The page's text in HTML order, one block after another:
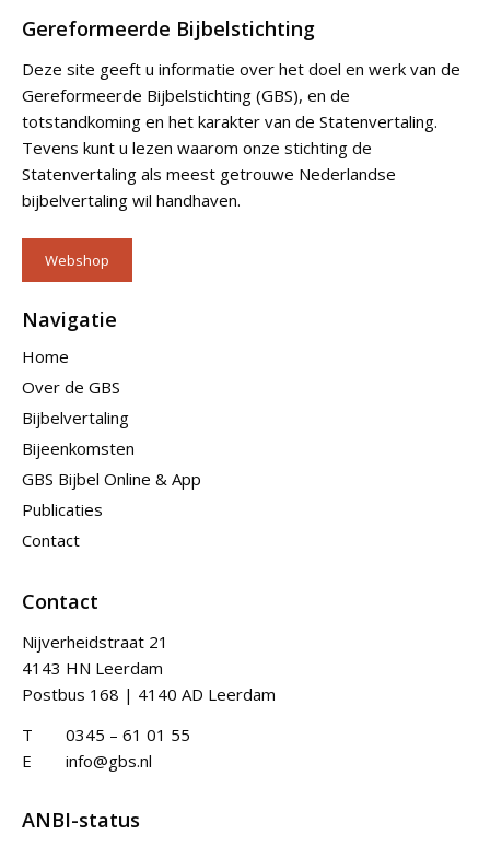
Gereformeerde Bijbelstichting
Deze site geeft u informatie over het doel en werk van de
Gereformeerde Bijbelstichting (GBS), en de
totstandkoming en het karakter van de Statenvertaling.
Tevens kunt u lezen waarom onze stichting de
Statenvertaling als meest getrouwe Nederlandse
bijbelvertaling wil handhaven.
Webshop
Navigatie
Home
Over de GBS
Bijbelvertaling
Bijeenkomsten
GBS Bijbel Online & App
Publicaties
Contact
Contact
Nijverheidstraat 21
4143 HN Leerdam
Postbus 168 | 4140 AD Leerdam
T
0345 – 61 01 55
E
info@gbs.nl
ANBI-status